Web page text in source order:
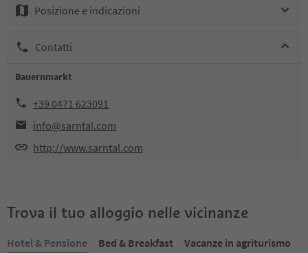
Posizione e indicazioni
Contatti
Bauernmarkt
+39 0471 623091
info@sarntal.com
http://www.sarntal.com
Trova il tuo alloggio nelle vicinanze
Hotel & Pensione Bed & Breakfast
Vacanze in agriturismo